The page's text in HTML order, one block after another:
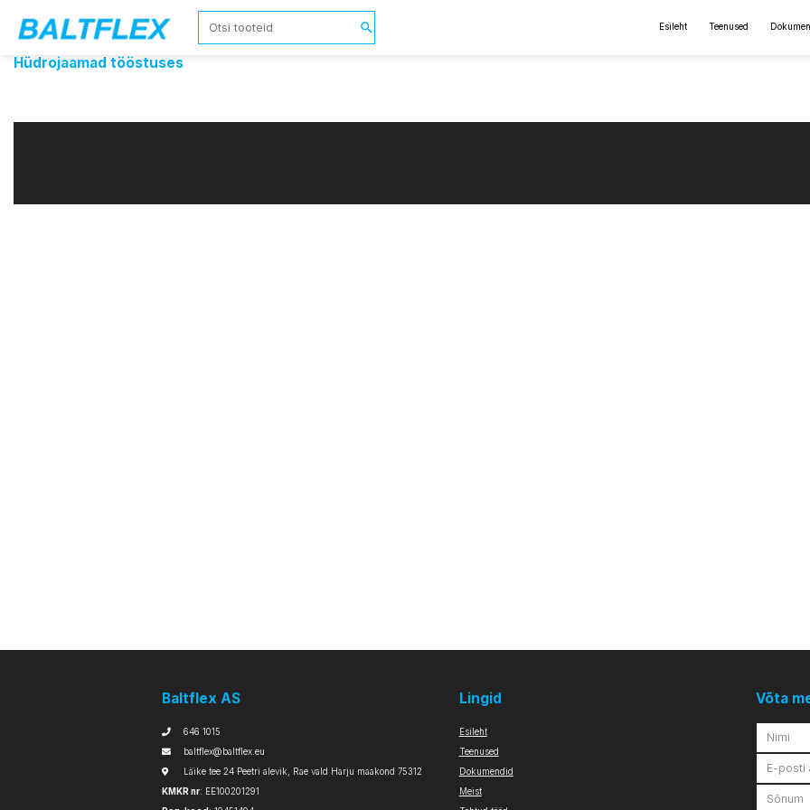
Esileht Teenused
Hüdrojaamad tööstuses
Baltflex AS
646 1015
baltflex@baltflex.eu
Läike tee 24 Peetri alevik, Rae vald Harju maakond 75312
KMKR nr: EE100201291
Lingid
Esileht
Teenused
Dokumendid
Meist
Võta